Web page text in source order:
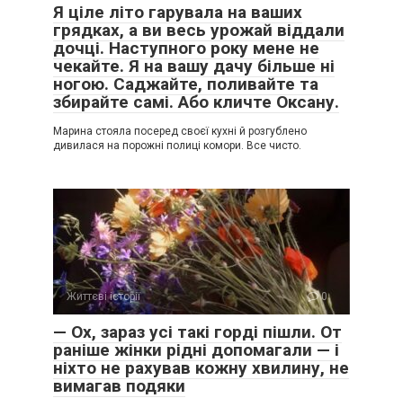
Я ціле літо гарувала на ваших
грядках, а ви весь урожай віддали
дочці. Наступного року мене не
чекайте. Я на вашу дачу більше ні
ногою. Саджайте, поливайте та
збирайте самі. Або кличте Оксану.
Марина стояла посеред своєї кухні й розгублено
дивилася на порожні полиці комори. Все чисто.
Життєві історії 0
— Ох, зараз усі такі горді пішли. От
раніше жінки рідні допомагали — і
ніхто не рахував кожну хвилину, не
вимагав подяки